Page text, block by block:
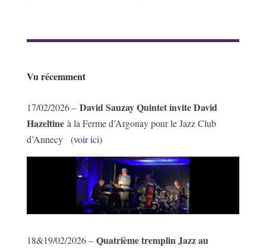
Vu récemment
17/02/2026 – David Sauzay Quintet invite David
Hazeltineà la Ferme d’Argonay pour le Jazz Club
d’Annecy (voir ici)
18&19/02/2026 – Quatrième tremplin Jazz au